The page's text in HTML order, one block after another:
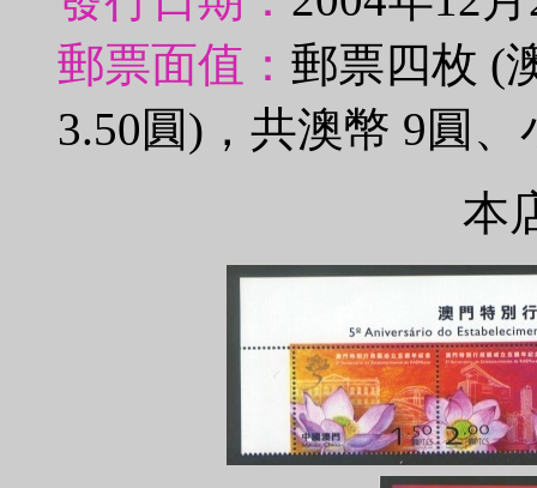
郵票面值： 郵票四枚 (
3.50圓)，共澳幣 9圓
本